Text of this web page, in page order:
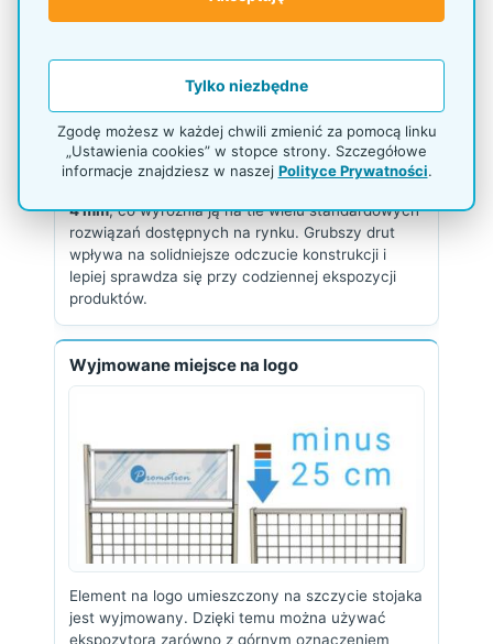
4 mm, co wyróżnia ją na tle wielu standardowych
rozwiązań dostępnych na rynku. Grubszy drut
wpływa na solidniejsze odczucie konstrukcji i
lepiej sprawdza się przy codziennej ekspozycji
produktów.
Wyjmowane miejsce na logo
Element na logo umieszczony na szczycie stojaka
jest wyjmowany. Dzięki temu można używać
ekspozytora zarówno z górnym oznaczeniem
Tylko niezbędne
Zgodę możesz w każdej chwili zmienić za pomocą linku
„Ustawienia cookies” w stopce strony. Szczegółowe
informacje znajdziesz w naszej Polityce Prywatności.